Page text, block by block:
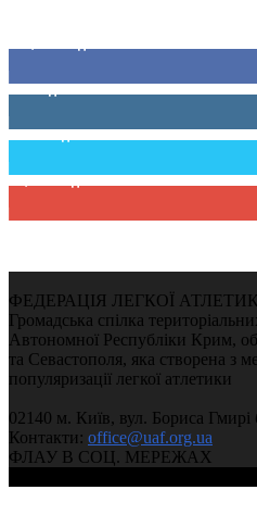
ФЕДЕРАЦІЯ ЛЕГКОЇ
Громадська спілка
Автономної Республіки Крим,
та Севастополя, яка створена з
популяризації легкої атлетики
02140 м. Київ, вул. Бориса Гмирі
Контакти: office@uaf.org.ua
ФЛАУ В СОЦ. МЕРЕЖАХ